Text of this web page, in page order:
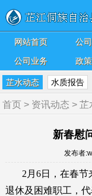
网站首页 公
公司业务
政
芷水动态 水质报告
首页 > 资讯动态 > 芷
新春慰
发布者
2月6日，在春
退休及困难职工，